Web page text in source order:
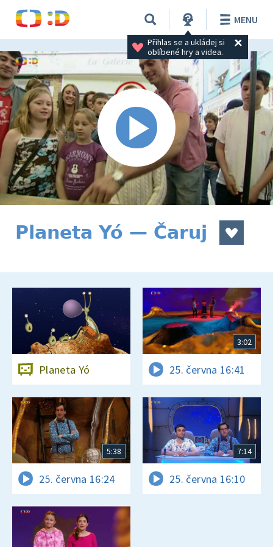
Přihlas se a ukládej si
oblíbené hry a videa.
MENU
Planeta Yó — Čaruj
Planeta Yó
3:02
25. června 16:41
5:38
25. června 16:24
7:14
25. června 16:10